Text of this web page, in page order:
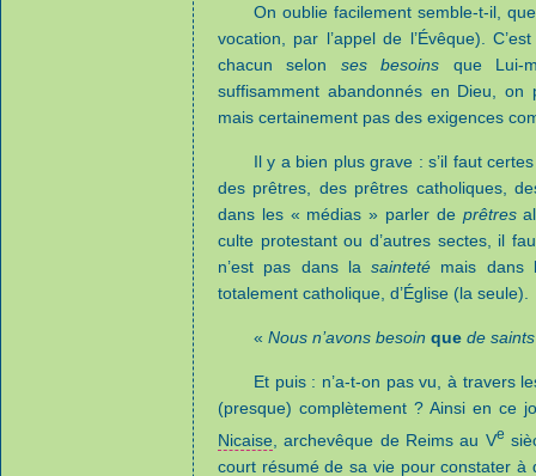
On oublie facilement semble-t-il,
vocation, par l’appel de l’Évêque).
chacun selon ses besoins que Lui-
suffisamment abandonnés en Dieu, on
mais certainement pas des exigences
Il y a bien plus grave : s’il faut
des prêtres, des prêtres catholiques,
dans les « médias » parler de prêtres
culte protestant ou d’autres sectes, il
n’est pas dans la sainteté mais
totalement catholique, d’Église (la seule).
« Nous n’avons besoin que de
Et puis : n’a-t-on pas vu, à travers
(presque) complètement ? Ainsi en
Nicaise , archevêque de Reims au Ve
court résumé de sa vie pour constater